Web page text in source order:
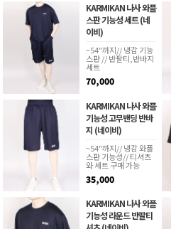
KARMIKAN 나사 와플
스판 기능성 세트 (네
이비)
~54"까지// 냉감 기능
스판 // 반팔티,반바지
세트
70,000
KARMIKAN 나사 와플
기능성 고무밴딩 반바
지 (네이비)
~54"까지// 냉감 와플
스판 기능성// 티셔츠
와 세트 구매 가능
35,000
KARMIKAN 나사 와플
기능성 라운드 반팔티